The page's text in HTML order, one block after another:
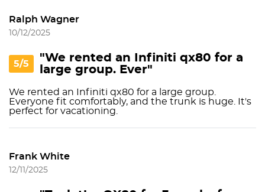
Ralph Wagner
10/12/2025
5/5
"We rented an Infiniti qx80 for a
large group. Ever"
We rented an Infiniti qx80 for a large group.
Everyone fit comfortably, and the trunk is huge. It's
perfect for vacationing.
Frank White
12/11/2025